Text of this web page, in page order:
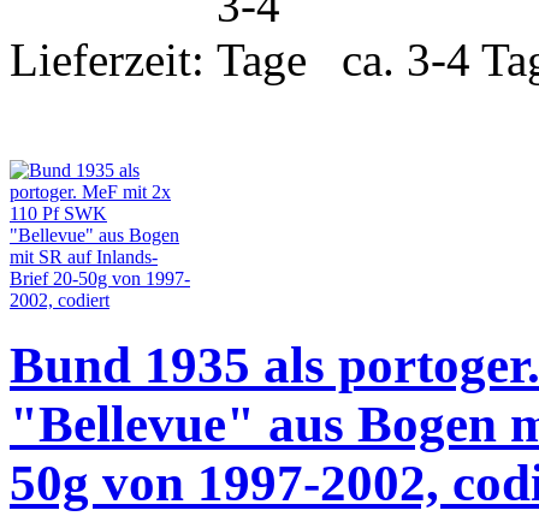
Lieferzeit: ca. 3-4
Bund 1935 als
"Bellevue" aus Bogen
50g von 1997-2002,